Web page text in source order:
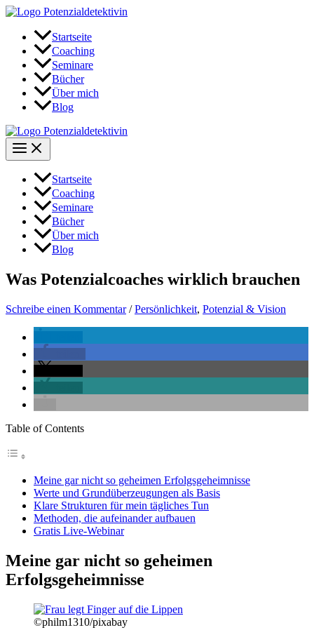
Zum
springen
Startseite
Coaching
Seminare
Bücher
Über mich
Blog
Startseite
Coaching
Seminare
Bücher
Über mich
Blog
Was Potenzialcoaches wirklich brauchen
Schreibe einen Kommentar /Persönlichkeit, Potenzial & Vision
Table of Contents
Meine gar nicht so geheimen Erfolgsgeheimnisse
Werte und Grundüberzeugungen als Basis
Klare Strukturen für mein tägliches Tun
Methoden, die aufeinander aufbauen
Gratis Live-Webinar
Meine gar nicht so geheimen
Erfolgsgeheimnisse
©philm1310/pixabay